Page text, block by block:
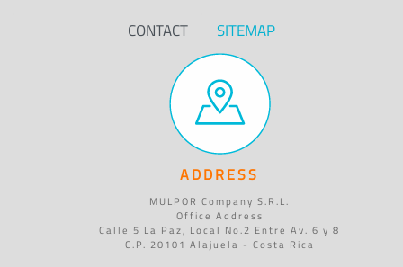
CONTACT SITEMAP
ADDRESS
MULPOR Company S.R.L.
Office Address
Calle 5 La Paz, Local No.2 Entre Av. 6 y 8
C.P. 20101 Alajuela - Costa Rica